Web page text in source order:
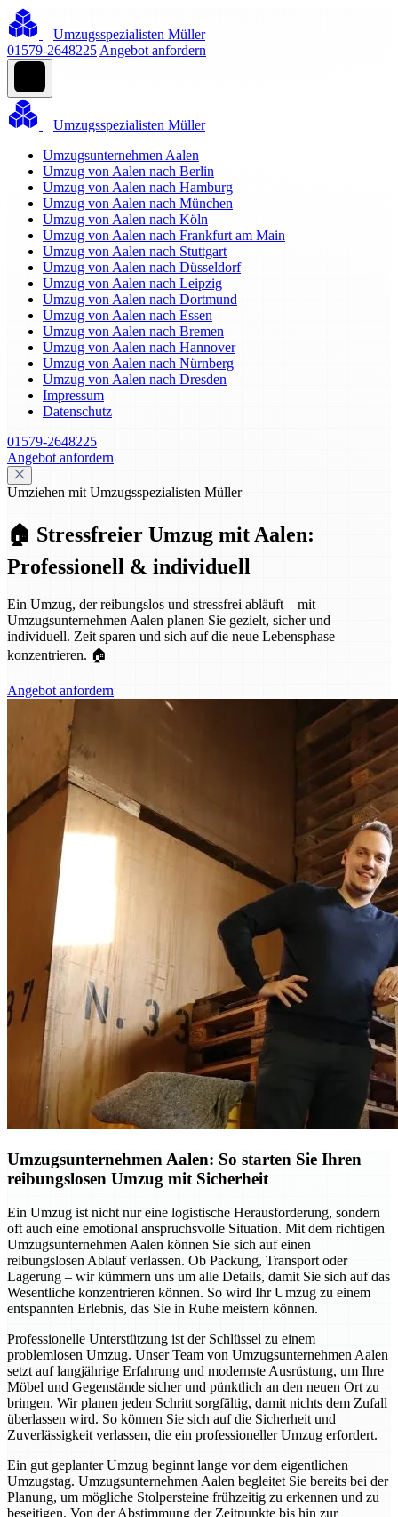
Umzugsspezialisten Müller
01579-2648225 Angebot anfordern
Umzugsspezialisten Müller
Umzugsunternehmen Aalen
Umzug von Aalen nach Berlin
Umzug von Aalen nach Hamburg
Umzug von Aalen nach München
Umzug von Aalen nach Köln
Umzug von Aalen nach Frankfurt am Main
Umzug von Aalen nach Stuttgart
Umzug von Aalen nach Düsseldorf
Umzug von Aalen nach Leipzig
Umzug von Aalen nach Dortmund
Umzug von Aalen nach Essen
Umzug von Aalen nach Bremen
Umzug von Aalen nach Hannover
Umzug von Aalen nach Nürnberg
Umzug von Aalen nach Dresden
Impressum
Datenschutz
01579-2648225
Angebot anfordern
Umziehen mit Umzugsspezialisten Müller
🏠 Stressfreier Umzug mit Aalen:
Professionell & individuell
Ein Umzug, der reibungslos und stressfrei abläuft – mit
Umzugsunternehmen Aalen planen Sie gezielt, sicher und
individuell. Zeit sparen und sich auf die neue Lebensphase
konzentrieren. 🏠
Angebot anfordern
Umzugsunternehmen Aalen: So starten Sie Ihren
reibungslosen Umzug mit Sicherheit
Ein Umzug ist nicht nur eine logistische Herausforderung, sondern
oft auch eine emotional anspruchsvolle Situation. Mit dem richtigen
Umzugsunternehmen Aalen können Sie sich auf einen
reibungslosen Ablauf verlassen. Ob Packung, Transport oder
Lagerung – wir kümmern uns um alle Details, damit Sie sich auf das
Wesentliche konzentrieren können. So wird Ihr Umzug zu einem
entspannten Erlebnis, das Sie in Ruhe meistern können.
Professionelle Unterstützung ist der Schlüssel zu einem
problemlosen Umzug. Unser Team von Umzugsunternehmen Aalen
setzt auf langjährige Erfahrung und modernste Ausrüstung, um Ihre
Möbel und Gegenstände sicher und pünktlich an den neuen Ort zu
bringen. Wir planen jeden Schritt sorgfältig, damit nichts dem Zufall
überlassen wird. So können Sie sich auf die Sicherheit und
Zuverlässigkeit verlassen, die ein professioneller Umzug erfordert.
Ein gut geplanter Umzug beginnt lange vor dem eigentlichen
Umzugstag. Umzugsunternehmen Aalen begleitet Sie bereits bei der
Planung, um mögliche Stolpersteine frühzeitig zu erkennen und zu
beseitigen. Von der Abstimmung der Zeitpunkte bis hin zur